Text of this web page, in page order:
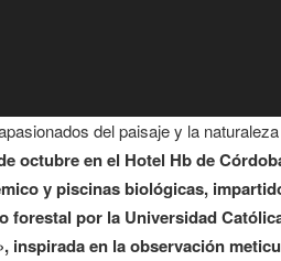
del paisaje y la
octubre en el Hotel Hb de
y piscinas biológicas,
por la Universidad
en la observación